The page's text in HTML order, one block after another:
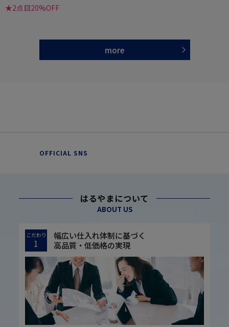
★2点目20%OFF
more
OFFICIAL SNS
はるやまについて
ABOUT US
こだわり
1
幅広い仕入れ体制に基づく
高品質・低価格の実現